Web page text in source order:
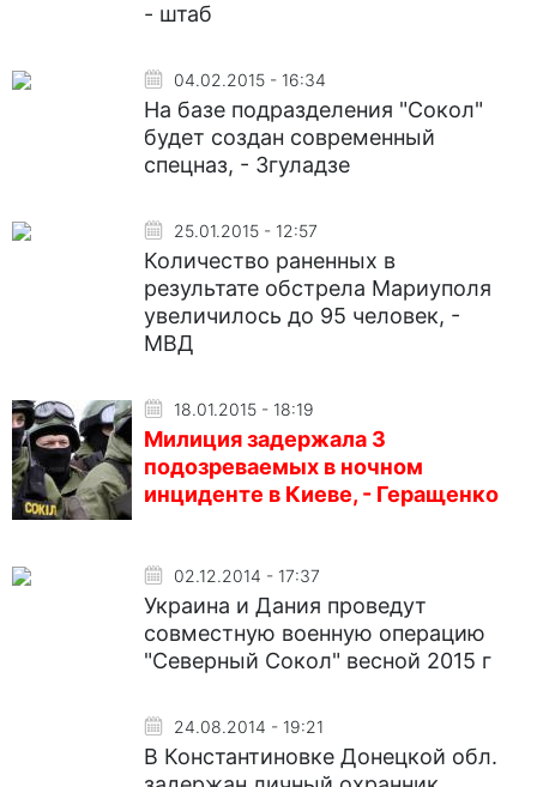
- штаб
04.02.2015 - 16:34
На базе подразделения "Сокол"
будет создан современный
спецназ, - Згуладзе
25.01.2015 - 12:57
Количество раненных в
результате обстрела Мариуполя
увеличилось до 95 человек, -
МВД
18.01.2015 - 18:19
Милиция задержала 3
подозреваемых в ночном
инциденте в Киеве, - Геращенко
02.12.2014 - 17:37
Украина и Дания проведут
совместную военную операцию
"Северный Сокол" весной 2015 г
24.08.2014 - 19:21
В Константиновке Донецкой обл.